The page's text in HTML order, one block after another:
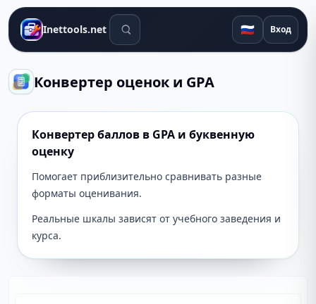
Inettools.net Поиск инструментов 🇷🇺 Вход
Конвертер оценок и GPA
Конвертер баллов в GPA и буквенную
оценку
Помогает приблизительно сравнивать разные
форматы оценивания.
Реальные шкалы зависят от учебного заведения и
курса.